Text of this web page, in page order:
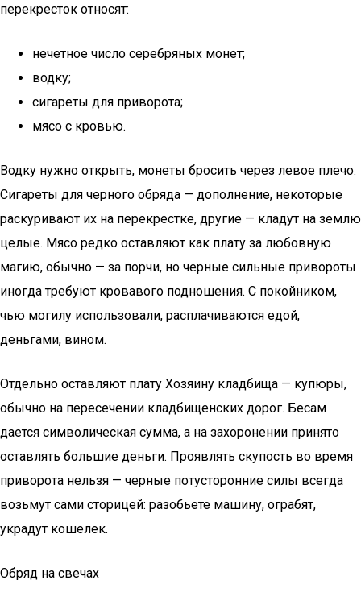
перекресток относят:
нечетное число серебряных монет;
водку;
сигареты для приворота;
мясо с кровью.
Водку нужно открыть, монеты бросить через левое плечо.
Сигареты для черного обряда — дополнение, некоторые
раскуривают их на перекрестке, другие — кладут на землю
целые. Мясо редко оставляют как плату за любовную
магию, обычно — за порчи, но черные сильные привороты
иногда требуют кровавого подношения. С покойником,
чью могилу использовали, расплачиваются едой,
деньгами, вином.
Отдельно оставляют плату Хозяину кладбища — купюры,
обычно на пересечении кладбищенских дорог. Бесам
дается символическая сумма, а на захоронении принято
оставлять большие деньги. Проявлять скупость во время
приворота нельзя — черные потусторонние силы всегда
возьмут сами сторицей: разобьете машину, ограбят,
украдут кошелек.
Обряд на свечах